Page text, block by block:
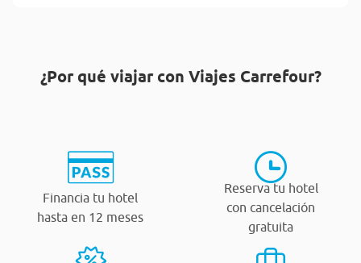
¿Por qué viajar con Viajes Carrefour?
Financia tu hotel
hasta en 12 meses
Reserva tu hotel
con cancelación
gratuita